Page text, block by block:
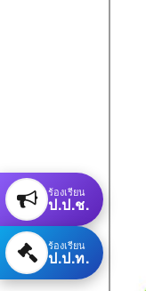
ร้องเรียน
ป.ป.ช.
ร้องเรียน
ป.ป.ท.